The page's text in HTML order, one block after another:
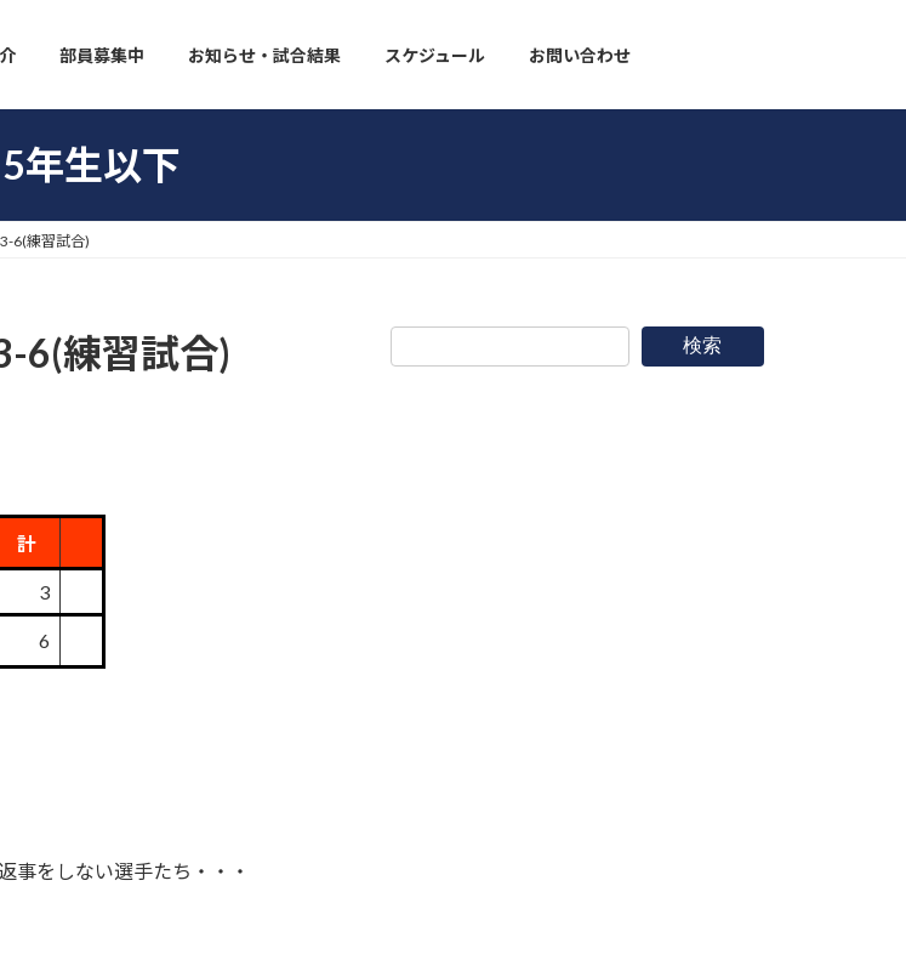
部員募集中 お知らせ・試合結果 スケジュール お問い合わせ
5年生以下
6(練習試合)
6(練習試合)
計
3
6
事をしない選手たち・・・
検索